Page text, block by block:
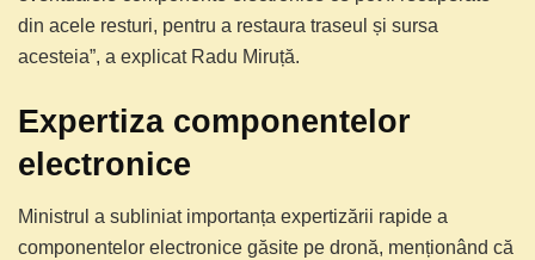
din acele resturi, pentru a restaura traseul și sursa
acesteia”, a explicat Radu Miruță.
Expertiza componentelor
electronice
Ministrul a subliniat importanța expertizării rapide a
componentelor electronice găsite pe dronă, menționând că